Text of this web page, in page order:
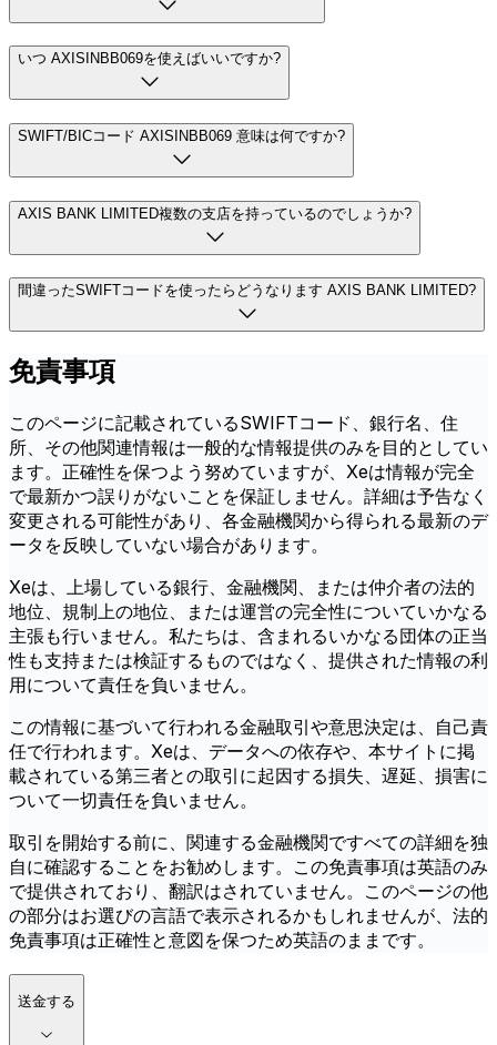
いつ AXISINBB069を使えばいいですか?
SWIFT/BICコード AXISINBB069 意味は何ですか?
AXIS BANK LIMITED複数の支店を持っているのでしょうか?
間違ったSWIFTコードを使ったらどうなります AXIS BANK LIMITED?
免責事項
このページに記載されているSWIFTコード、銀行名、住
所、その他関連情報は一般的な情報提供のみを目的としてい
ます。正確性を保つよう努めていますが、Xeは情報が完全
で最新かつ誤りがないことを保証しません。詳細は予告なく
変更される可能性があり、各金融機関から得られる最新のデ
ータを反映していない場合があります。
Xeは、上場している銀行、金融機関、または仲介者の法的
地位、規制上の地位、または運営の完全性についていかなる
主張も行いません。私たちは、含まれるいかなる団体の正当
性も支持または検証するものではなく、提供された情報の利
用について責任を負いません。
この情報に基づいて行われる金融取引や意思決定は、自己責
任で行われます。Xeは、データへの依存や、本サイトに掲
載されている第三者との取引に起因する損失、遅延、損害に
ついて一切責任を負いません。
取引を開始する前に、関連する金融機関ですべての詳細を独
自に確認することをお勧めします。この免責事項は英語のみ
で提供されており、翻訳はされていません。このページの他
の部分はお選びの言語で表示されるかもしれませんが、法的
免責事項は正確性と意図を保つため英語のままです。
送金する